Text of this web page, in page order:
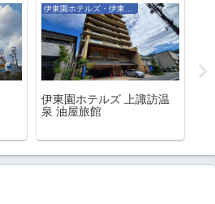
伊東園ホテルズ 上諏訪温
泉 油屋旅館